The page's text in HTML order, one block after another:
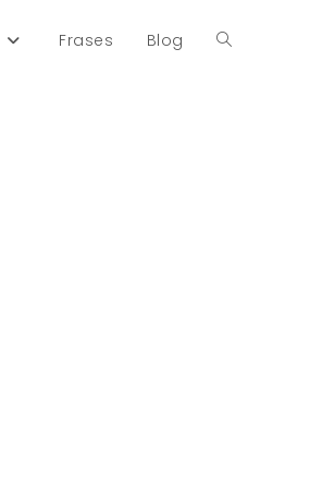
Frases Blog Alternar